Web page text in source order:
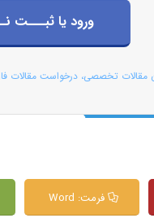
ورود یا ثبـــت
مقالات تخصصی، درخواست
فرمت: Word